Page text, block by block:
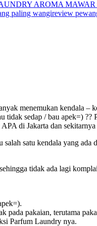
AROMA
paling wangireview
menemukan kendala –
sedap / bau apek=)
di Jakarta dan sekitarnya
satu kendala yang
tidak ada lagi
pada pakaian, terutama
Parfum Laundry nya.